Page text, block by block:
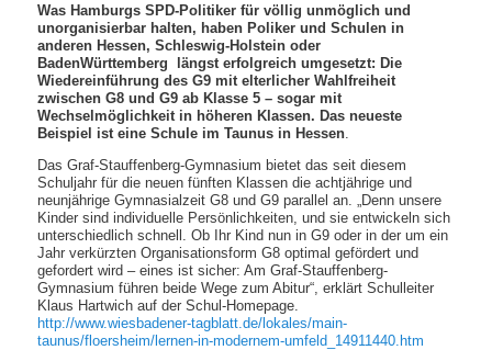
Was Hamburgs SPD-Politiker für völlig unmöglich und
unorganisierbar halten, haben Poliker und Schulen in
anderen Hessen, Schleswig-Holstein oder
BadenWürttemberg längst erfolgreich umgesetzt: Die
Wiedereinführung des G9 mit elterlicher Wahlfreiheit
zwischen G8 und G9 ab Klasse 5 – sogar mit
Wechselmöglichkeit in höheren Klassen. Das neueste
Beispiel ist eine Schule im Taunus in Hessen
Das Graf-Stauffenberg-Gymnasium bietet das seit diesem
Schuljahr für die neuen fünften Klassen die achtjährige und
neunjährige Gymnasialzeit G8 und G9 parallel an. „Denn unsere
Kinder sind individuelle Persönlichkeiten, und sie entwickeln sich
unterschiedlich schnell. Ob Ihr Kind nun in G9 oder in der um ein
Jahr verkürzten Organisationsform G8 optimal gefördert und
gefordert wird – eines ist sicher: Am Graf-Stauffenberg-
Gymnasium führen beide Wege zum Abitur“, erklärt Schulleiter
Klaus Hartwich auf der Schul-Homepage.
http://www.wiesbadener-tagblatt.de/lokales/main-
taunus/floersheim/lernen-in-modernem-umfeld_14911440.htm